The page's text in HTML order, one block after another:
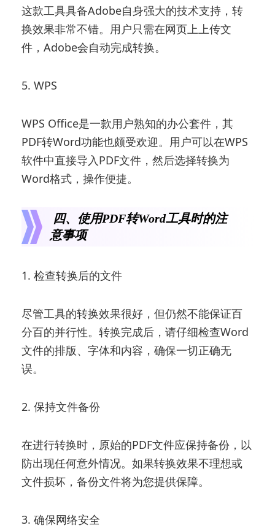
这款工具具备Adobe自身强大的技术支持，转
换效果非常不错。用户只需在网页上上传文
件，Adobe会自动完成转换。
5. WPS
WPS Office是一款用户熟知的办公套件，其
PDF转Word功能也颇受欢迎。用户可以在WPS
软件中直接导入PDF文件，然后选择转换为
Word格式，操作便捷。
四、使用PDF转Word工具时的注
意事项
1. 检查转换后的文件
尽管工具的转换效果很好，但仍然不能保证百
分百的并行性。转换完成后，请仔细检查Word
文件的排版、字体和内容，确保一切正确无
误。
2. 保持文件备份
在进行转换时，原始的PDF文件应保持备份，以
防出现任何意外情况。如果转换效果不理想或
文件损坏，备份文件将为您提供保障。
3. 确保网络安全